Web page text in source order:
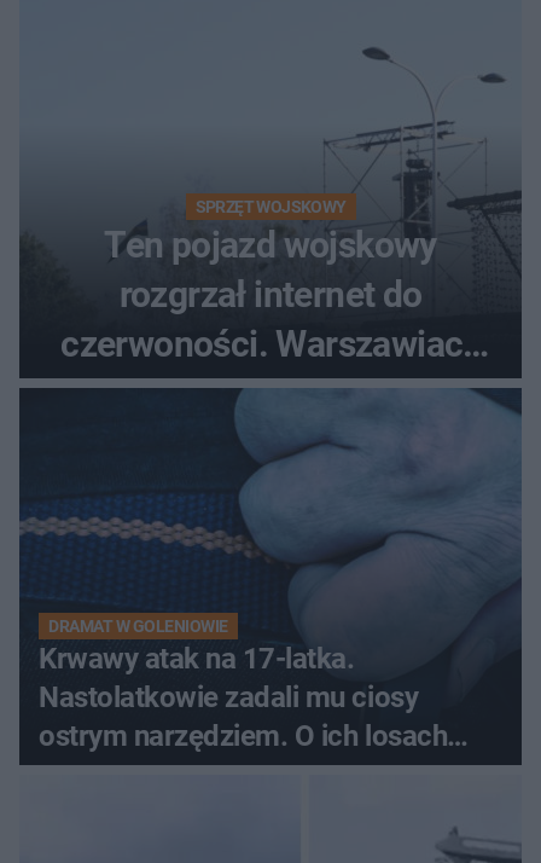
SPRZĘT WOJSKOWY
Ten pojazd wojskowy
rozgrzał internet do
czerwoności. Warszawiacy
pytali, czy to Mad Max!
DRAMAT W GOLENIOWIE
Krwawy atak na 17-latka.
Nastolatkowie zadali mu ciosy
ostrym narzędziem. O ich losach
zdecyduje sąd rodzinny